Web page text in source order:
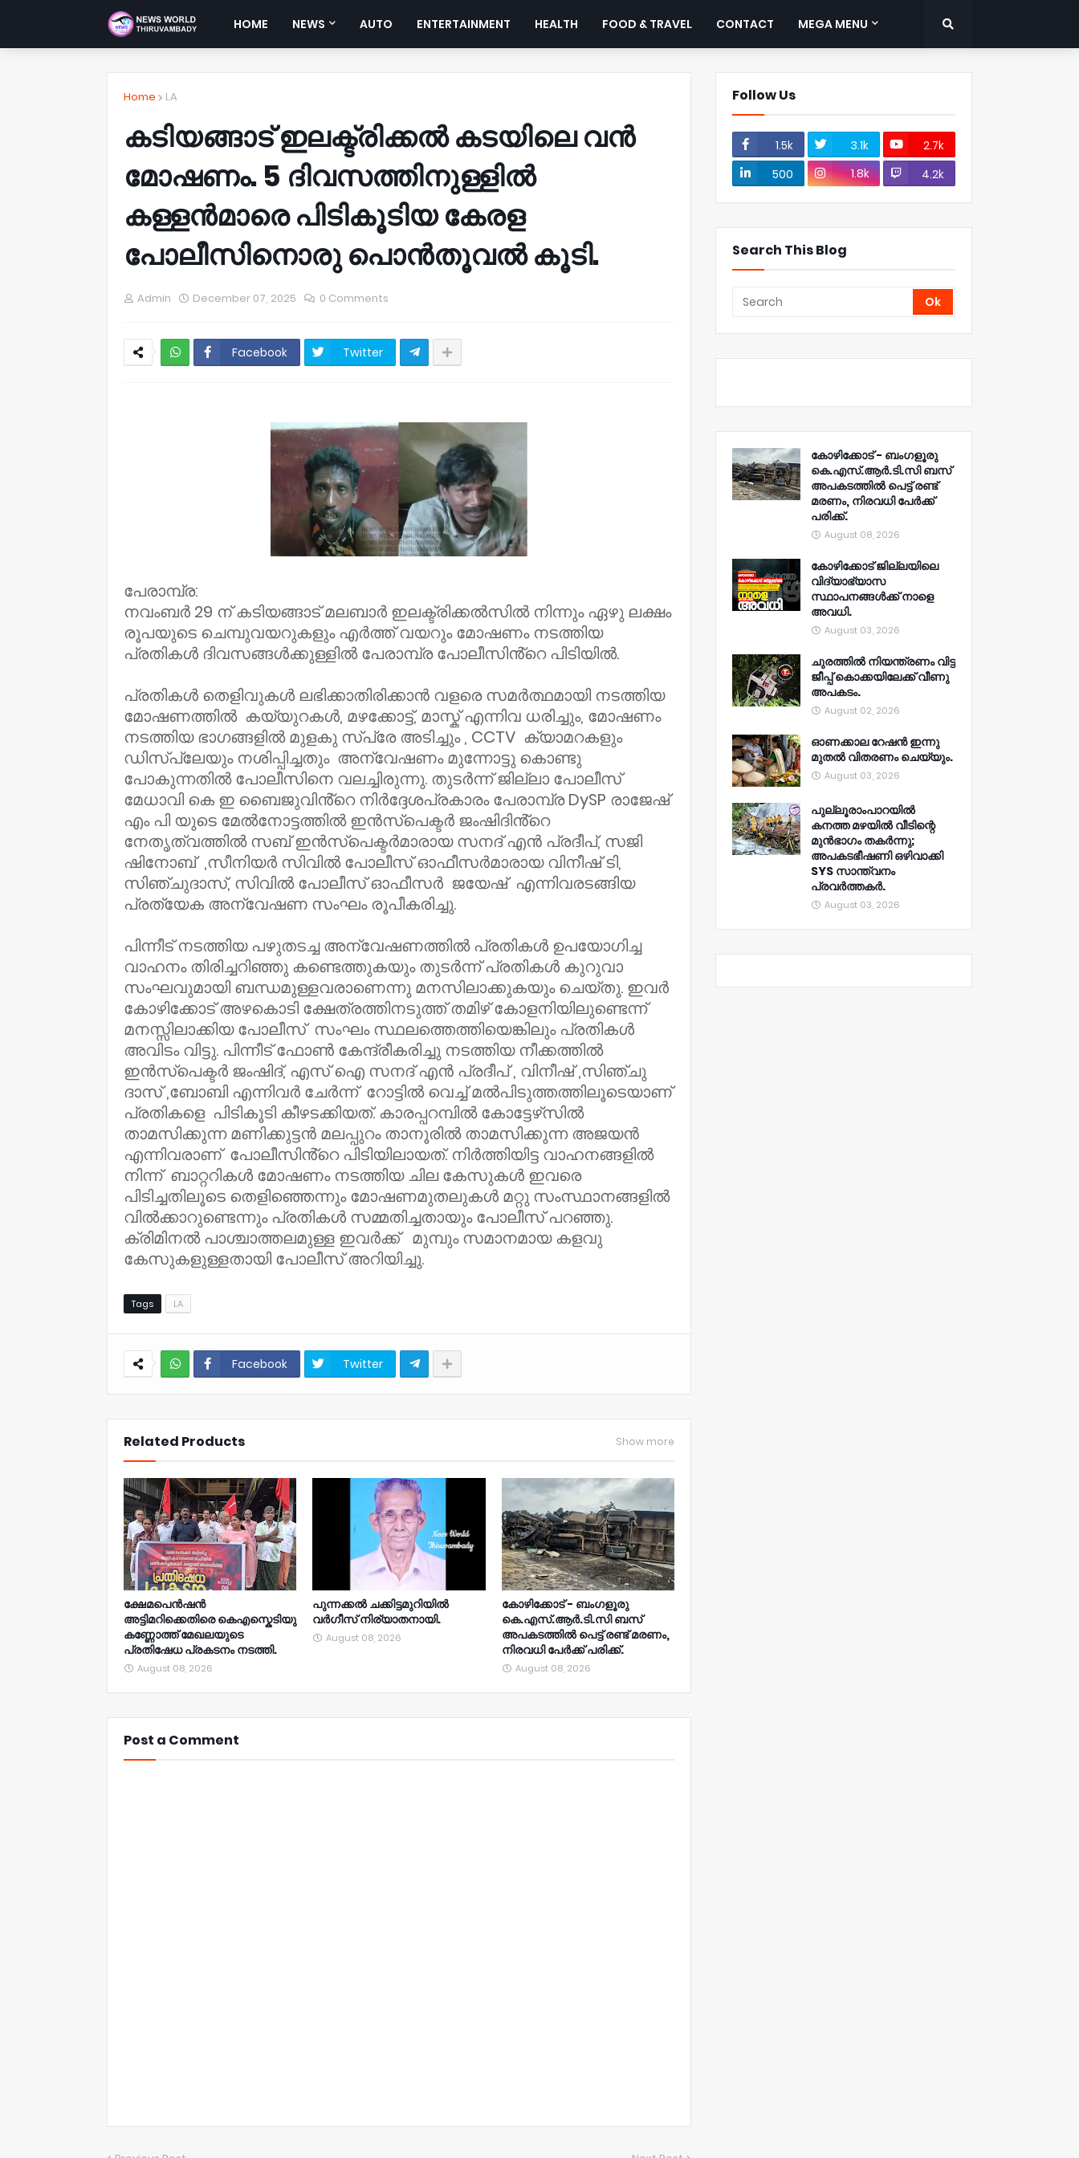
HOME NEWS AUTO ENTERTAINMENT HEALTH FOOD & TRAVEL CONTACT MEGA MENU
Home LA
കടിയങ്ങാട് ഇലക്ട്രിക്കൽ കടയിലെ വൻ
മോഷണം. 5 ദിവസത്തിനുള്ളിൽ
കള്ളൻമാരെ പിടികൂടിയ കേരള
പോലീസിനൊരു പൊൻതൂവൽ കൂടി.
Admin December 07, 2025 0 Comments
Facebook Twitter
പേരാമ്പ്ര:
നവംബർ 29 ന് കടിയങ്ങാട് മലബാർ ഇലക്ട്രിക്കൽസിൽ നിന്നും ഏഴു ലക്ഷം
രൂപയുടെ ചെമ്പുവയറുകളും എർത്ത് വയറും മോഷണം നടത്തിയ
പ്രതികൾ ദിവസങ്ങൾക്കുള്ളിൽ പേരാമ്പ്ര പോലീസിൻ്റെ പിടിയിൽ.
പ്രതികൾ തെളിവുകൾ ലഭിക്കാതിരിക്കാൻ വളരെ സമർത്ഥമായി നടത്തിയ
മോഷണത്തിൽ കയ്യുറകൾ, മഴക്കോട്ട്, മാസ്ക് എന്നിവ ധരിച്ചും, മോഷണം
നടത്തിയ ഭാഗങ്ങളിൽ മുളകു സ്പ്രേ അടിച്ചും , CCTV ക്യാമറകളും
ഡിസ്പ്ലേയും നശിപ്പിച്ചതും അന്വേഷണം മുന്നോട്ടു കൊണ്ടു
പോകുന്നതിൽ പോലീസിനെ വലച്ചിരുന്നു. തുടർന്ന് ജില്ലാ പോലീസ്
മേധാവി കെ ഇ ബൈജുവിൻ്റെ നിർദ്ദേശപ്രകാരം പേരാമ്പ്ര DySP രാജേഷ്
എം പി യുടെ മേൽനോട്ടത്തിൽ ഇൻസ്പെക്ടർ ജംഷിദിൻ്റെ
നേതൃത്വത്തിൽ സബ് ഇൻസ്പെക്ടർമാരായ സനദ് എൻ പ്രദീപ്, സജി
ഷിനോബ് ,സീനിയർ സിവിൽ പോലീസ് ഓഫീസർമാരായ വിനീഷ് ടി,
സിഞ്ചുദാസ്, സിവിൽ പോലീസ് ഓഫീസർ ജയേഷ് എന്നിവരടങ്ങിയ
പ്രത്യേക അന്വേഷണ സംഘം രൂപീകരിച്ചു.
പിന്നീട് നടത്തിയ പഴുതടച്ച അന്വേഷണത്തിൽ പ്രതികൾ ഉപയോഗിച്ച
വാഹനം തിരിച്ചറിഞ്ഞു കണ്ടെത്തുകയും തുടർന്ന് പ്രതികൾ കുറുവാ
സംഘവുമായി ബന്ധമുള്ളവരാണെന്നു മനസിലാക്കുകയും ചെയ്തു. ഇവർ
കോഴിക്കോട് അഴകൊടി ക്ഷേത്രത്തിനടുത്ത് തമിഴ് കോളനിയിലുണ്ടെന്ന്
മനസ്സിലാക്കിയ പോലീസ് സംഘം സ്ഥലത്തെത്തിയെങ്കിലും പ്രതികൾ
അവിടം വിട്ടു. പിന്നീട് ഫോൺ കേന്ദ്രീകരിച്ചു നടത്തിയ നീക്കത്തിൽ
ഇൻസ്പെക്ടർ ജംഷിദ്, എസ് ഐ സനദ് എൻ പ്രദീപ് , വിനീഷ് ,സിഞ്ചു
ദാസ് ,ബോബി എന്നിവർ ചേർന്ന് റോട്ടിൽ വെച്ച് മൽപിടുത്തത്തിലൂടെയാണ്
പ്രതികളെ പിടികൂടി കീഴടക്കിയത്. കാരപ്പറമ്പിൽ കോട്ടേഴ്‌സിൽ
താമസിക്കുന്ന മണിക്കുട്ടൻ മലപ്പുറം താനൂരിൽ താമസിക്കുന്ന അജയൻ
എന്നിവരാണ് പോലീസിൻ്റെ പിടിയിലായത്. നിർത്തിയിട്ട വാഹനങ്ങളിൽ
നിന്ന് ബാറ്ററികൾ മോഷണം നടത്തിയ ചില കേസുകൾ ഇവരെ
പിടിച്ചതിലൂടെ തെളിഞ്ഞെന്നും മോഷണമുതലുകൾ മറ്റു സംസ്ഥാനങ്ങളിൽ
വിൽക്കാറുണ്ടെന്നും പ്രതികൾ സമ്മതിച്ചതായും പോലീസ് പറഞ്ഞു.
ക്രിമിനൽ പാശ്ചാത്തലമുള്ള ഇവർക്ക് മുമ്പും സമാനമായ കളവു
കേസുകളുള്ളതായി പോലീസ് അറിയിച്ചു.
Tags LA
Facebook Twitter
Related Products Show more
ക്ഷേമപെൻഷൻ
അട്ടിമറിക്കെതിരെ കെഎസ്കെടിയു
കണ്ണോത്ത് മേഖലയുടെ
പ്രതിഷേധ പ്രകടനം നടത്തി.
August 08, 2026
പുന്നക്കൽ ചക്കിട്ടമുറിയിൽ
വർഗീസ് നിര്യാതനായി.
August 08, 2026
കോഴിക്കോട് - ബംഗളൂരു
കെ.എസ്.ആർ.ടി.സി ബസ്
അപകടത്തിൽ പെട്ട് രണ്ട് മരണം,
നിരവധി പേർക്ക് പരിക്ക്.
August 08, 2026
Post a Comment
Follow Us
1.5k 3.1k
2.7k
500
1.8k 4.2k
Search This Blog
കോഴിക്കോട് - ബംഗളൂരു
കെ.എസ്.ആർ.ടി.സി ബസ്
അപകടത്തിൽ പെട്ട് രണ്ട്
മരണം, നിരവധി പേർക്ക്
പരിക്ക്.
August 08, 2026
കോഴിക്കോട് ജില്ലയിലെ
വിദ്യാഭ്യാസ
സ്ഥാപനങ്ങൾക്ക് നാളെ
അവധി.
August 03, 2026
ചുരത്തിൽ നിയന്ത്രണം വിട്ട
ജീപ്പ് കൊക്കയിലേക്ക് വീണു
അപകടം.
August 02, 2026
ഓണക്കാല റേഷൻ ഇന്നു
മുതല്‍ വിതരണം ചെയ്യും.
August 03, 2026
പുല്ലൂരാംപാറയിൽ
കനത്ത മഴയിൽ വീടിന്റെ
മുൻഭാഗം തകർന്നു;
അപകടഭീഷണി ഒഴിവാക്കി
SYS സാന്ത്വനം
പ്രവർത്തകർ.
August 03, 2026